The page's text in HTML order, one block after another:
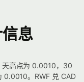
息
天高点为 0.0010，30
0.0010。RWF 兑 CAD